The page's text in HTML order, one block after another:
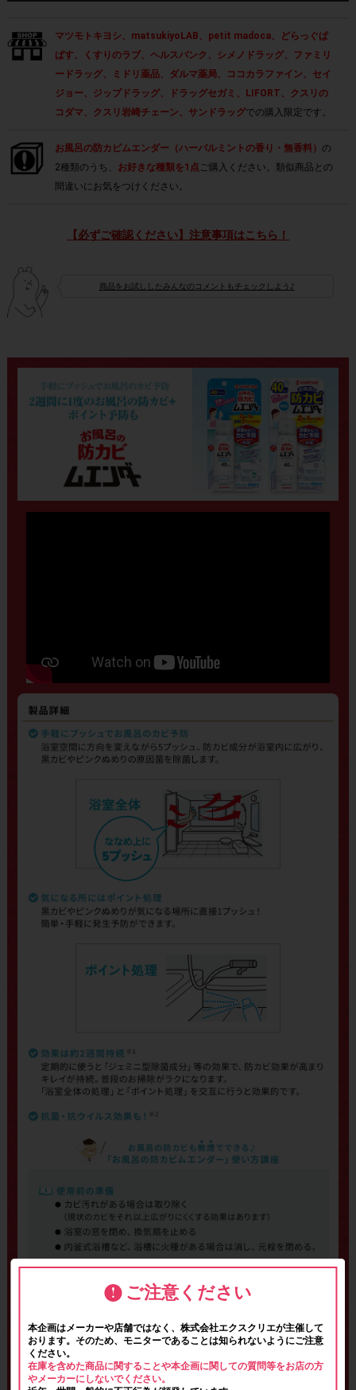
マツモトキヨシ、matsukiyoLAB、petit madoca、どらっぐぱ
ぱす、くすりのラブ、ヘルスバンク、シメノドラッグ、ファミリ
ードラッグ、ミドリ薬品、ダルマ薬局、ココカラファイン、セイ
ジョー、ジップドラッグ、ドラッグセガミ、LIFORT、クスリの
コダマ、クスリ岩崎チェーン、サンドラッグでの購入限定です。
お風呂の防カビムエンダー（ハーバルミントの香り・無香料） の
2種類のうち、 お好きな種類を1点 ご購入ください。類似商品との
間違いにお気をつけください。
【必ずご確認ください】注意事項はこちら！
商品をお試ししたみんなのコメントもチェックしよう♪
ご注意ください
本企画はメーカーや店舗ではなく、株式会社エクスクリエが主催して
おります。そのため、モニターであることは知られないようにご注意
ください。
在庫を含めた商品に関することや本企画に関しての質問等をお店の方
やメーカーにしないでください。